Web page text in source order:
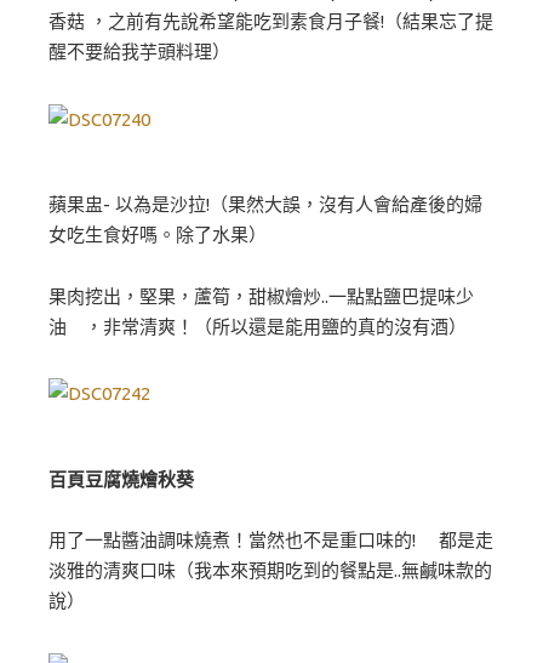
香菇 ，之前有先說希望能吃到素食月子餐!（結果忘了提
醒不要給我芋頭料理）
蘋果盅- 以為是沙拉!（果然大誤，沒有人會給產後的婦
女吃生食好嗎。除了水果）
果肉挖出，堅果，蘆筍，甜椒燴炒..一點點鹽巴提味少
油 ，非常清爽！（所以還是能用鹽的真的沒有酒）
百頁豆腐燒燴秋葵
用了一點醬油調味燒煮！當然也不是重口味的! 都是走
淡雅的清爽口味（我本來預期吃到的餐點是..無鹹味款的
說）